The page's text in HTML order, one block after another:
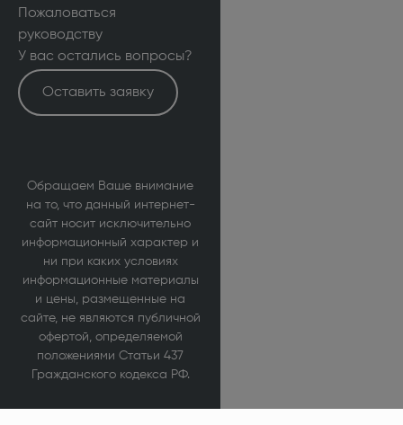
Пожаловаться
руководству
У вас остались вопросы?
Оставить заявку
Обращаем Ваше внимание
на то, что данный интернет-
сайт носит исключительно
информационный характер и
ни при каких условиях
информационные материалы
и цены, размещенные на
сайте, не являются публичной
офертой, определяемой
положениями Статьи 437
Гражданского кодекса РФ.